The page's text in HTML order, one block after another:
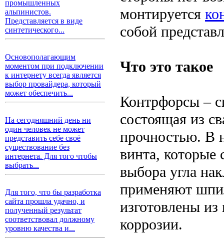
промышленных
альпинистов.
Представляется в виде
синтетического...
Основополагающим
моментом при подключении
к интернету всегда является
выбор провайдера, который
может обеспечить...
На сегодняшний день ни
один человек не может
представить себе своё
существование без
интернета. Для того чтобы
выбрать...
Для того, что бы разработка
сайта прошла удачно, и
полученный результат
соответствовал должному
уровню качества и...
монтируется
собой
Что это такое
Контрфорсы –
состоящая из
прочностью. В
винта, которые
выбора угла
применяют
изготовлены
коррозии.